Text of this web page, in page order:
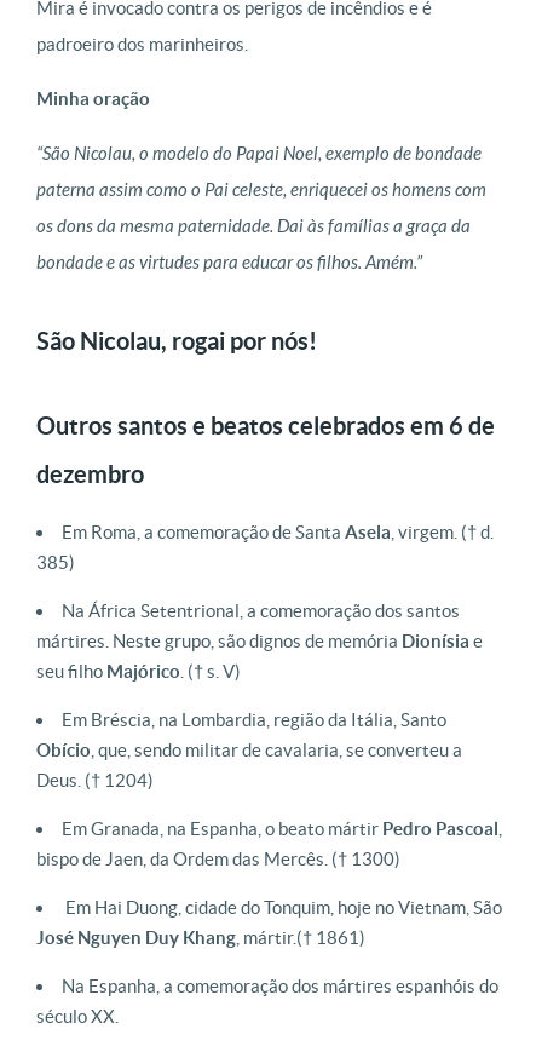
Mira é invocado contra os perigos de incêndios e é
padroeiro dos marinheiros.
Minha oração
“São Nicolau, o modelo do Papai Noel, exemplo de bondade
paterna assim como o Pai celeste, enriquecei os homens com
os dons da mesma paternidade. Dai às famílias a graça da
bondade e as virtudes para educar os filhos. Amém.”
São Nicolau, rogai por nós!
Outros santos e beatos celebrados em 6 de
dezembro
Em Roma, a comemoração de Santa Asela , virgem. († d.
385)
Na África Setentrional, a comemoração dos santos
mártires. Neste grupo, são dignos de memória Dionísia e
seu filho Majórico († s. V)
Em Bréscia, na Lombardia, região da Itália, Santo
Obício , que, sendo militar de cavalaria, se converteu a
Deus. († 1204)
Em Granada, na Espanha, o beato mártir Pedro Pascoal
bispo de Jaen, da Ordem das Mercês. († 1300)
Em Hai Duong, cidade do Tonquim, hoje no Vietnam, São
José Nguyen Duy Khang , mártir.(† 1861)
Na Espanha, a comemoração dos mártires espanhóis do
século XX.